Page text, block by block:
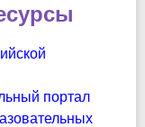
портал